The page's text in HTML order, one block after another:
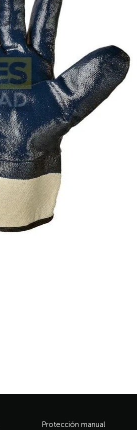
Protección manual